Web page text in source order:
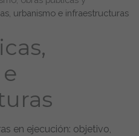
urbanismo e infraestructuras
en ejecución: objetivo,